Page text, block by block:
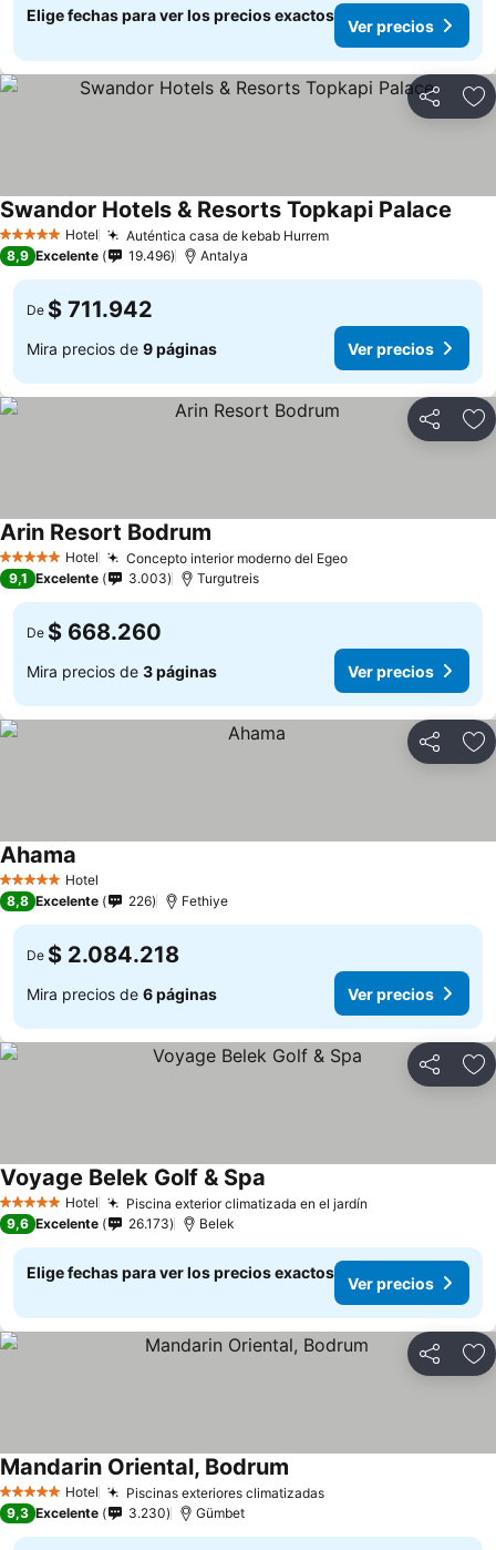
Elige fechas para ver los precios exactos
Ver precios
Compartir
5 Estrellas Hotel Auténtica casa de kebab Hurrem
Swandor Hotels & Resorts Topkapi Palace
8,9 Excelente 19.496 Antalya
De $ 711.942
Mira precios de 9 páginas Ver precios
Compartir
5 Estrellas Hotel Concepto interior moderno del Egeo
Arin Resort Bodrum
9,1 Excelente 3.003 Turgutreis
De $ 668.260
Mira precios de 3 páginas Ver precios
Compartir
5 Estrellas Hotel
Ahama
8,8 Excelente 226 Fethiye
De $ 2.084.218
Mira precios de 6 páginas Ver precios
Compartir
5 Estrellas Hotel Piscina exterior climatizada en el jardín
Voyage Belek Golf & Spa
9,6 Excelente 26.173 Belek
Elige fechas para ver los precios exactos
Ver precios
Compartir
5 Estrellas Hotel Piscinas exteriores climatizadas
Mandarin Oriental, Bodrum
9,3 Excelente 3.230 Gümbet